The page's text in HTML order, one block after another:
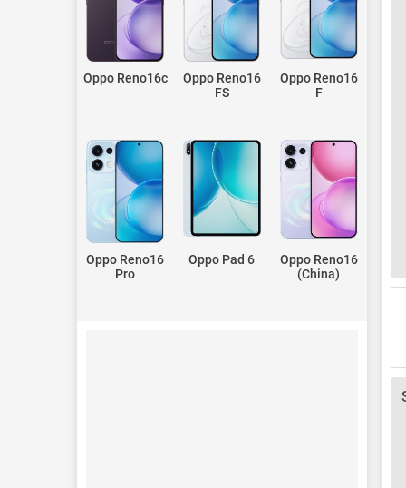
Oppo Reno16c
Oppo Reno16
FS
Oppo Reno16
F
Oppo Reno16
Pro
Oppo Pad 6
Oppo Reno16
(China)